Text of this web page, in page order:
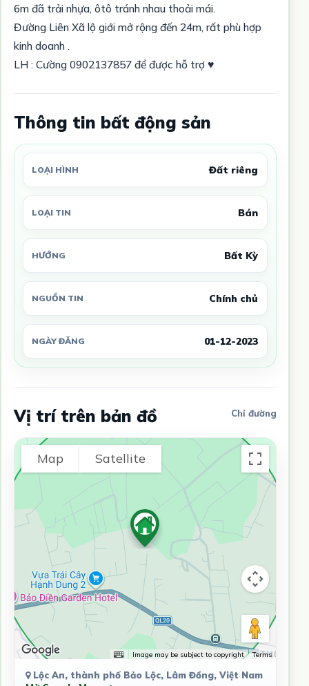
6m đã trải nhựa, ôtô tránh nhau thoải mái.
Đường Liên Xã lộ giới mở rộng đến 24m, rất phù hợp
kinh doanh .
LH : Cường 0902137857 để được hỗ trợ ♥️
Thông tin bất động sản
LOẠI HÌNH Đất riêng
LOẠI TIN Bán
HƯỚNG Bất Kỳ
NGUỒN TIN Chính chủ
NGÀY ĐĂNG 01-12-2023
Vị trí trên bản đồ Chỉ đường
Map Satellite
Image may be subject to copyright Terms
Lộc An, thành phố Bảo Lộc, Lâm Đồng, Việt Nam